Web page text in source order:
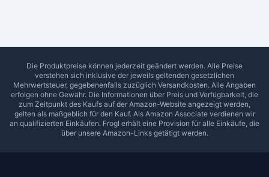
Die Produktpreise können jederzeit geändert werden. Alle Preise
verstehen sich inklusive der jeweils geltenden gesetzlichen
Mehrwertsteuer, gegebenenfalls zuzüglich Versandkosten. Alle Angaben
erfolgen ohne Gewähr. Die Informationen über Preis und Verfügbarkeit, die
zum Zeitpunkt des Kaufs auf der Amazon-Website angezeigt werden,
gelten als maßgeblich für den Kauf. Als Amazon Associate verdienen wir
an qualifizierten Einkäufen. Frogl erhält eine Provision für alle Einkäufe, die
über unsere Amazon-Links getätigt werden.